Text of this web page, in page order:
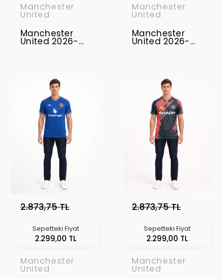
Manchester
United
Manchester
United 2026-
Manchester
United
Manchester
United 2026-
2.873,75 TL
Sepetteki Fiyat
2.299,00 TL
Manchester
United
2.873,75 TL
Sepetteki Fiyat
2.299,00 TL
Manchester
United